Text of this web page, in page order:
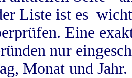
Liste ist es
Eine
nur
Monat und Jahr.